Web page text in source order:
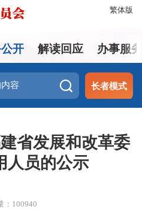
繁体版
开 解读回应 办事服
长者模式
省发展和改革委
人员的公示
：100940